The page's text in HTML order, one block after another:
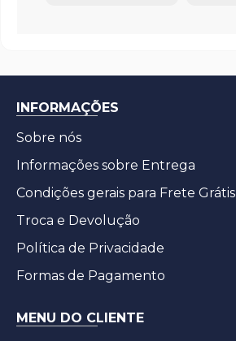
INFORMAÇÕES
Sobre nós
Informações sobre Entrega
Condições gerais para Frete Grátis
Troca e Devolução
Política de Privacidade
Formas de Pagamento
MENU DO CLIENTE